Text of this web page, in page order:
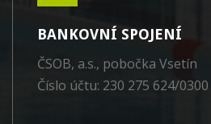
BANKOVNÍ SPOJENÍ
ČSOB, a.s., pobočka Vsetín
Číslo účtu: 230 275 624/0300